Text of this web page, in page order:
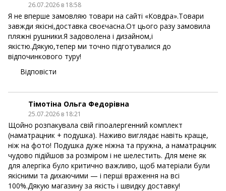
26.07.2026 в 18:58
Я не вперше замовляю товари на сайті «Ковдра».Товари
завжди якісні,доставка своєчасна.От цього разу замовила
пляжні рушники.Я задоволена і дизайном,і
якістю.Дякую,тепер ми точно підготувалися до
відпочинкового туру!
Відповісти
Тімотіна Ольга Федорівна
25.07.2026 в 18:21
Щойно розпакувала свій гіпоалергенний комплект
(наматрацник + подушка). Наживо виглядає навіть краще,
ніж на фото! Подушка дуже ніжна та пружна, а наматрацник
чудово підійшов за розміром і не шелестить. Для мене як
для алергіка було критично важливо, щоб матеріали були
якісними та дихаючими — і перші враження на всі
100%.Дякую магазину за якість і швидку доставку!